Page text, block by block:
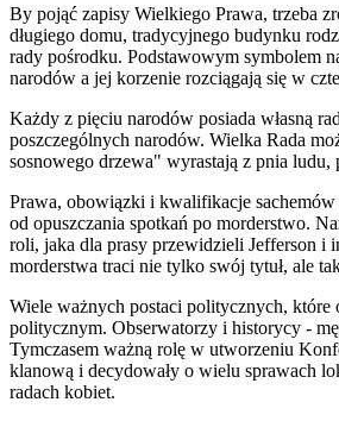
By pojąć zapisy Wielkiego Prawa, trzeba
długiego domu, tradycyjnego budynku
rady pośrodku. Podstawowym symbolem
narodów a jej korzenie rozciągają się w
Każdy z pięciu narodów posiada własną
poszczególnych narodów. Wielka Rada
sosnowego drzewa" wyrastają z pnia ludu,
Prawa, obowiązki i kwalifikacje sachemów
od opuszczania spotkań po morderstwo.
roli, jaka dla prasy przewidzieli Jefferson i
morderstwa traci nie tylko swój tytuł, ale
Wiele ważnych postaci politycznych, które
politycznym. Obserwatorzy i historycy -
Tymczasem ważną rolę w utworzeniu
klanową i decydowały o wielu sprawach
radach kobiet.